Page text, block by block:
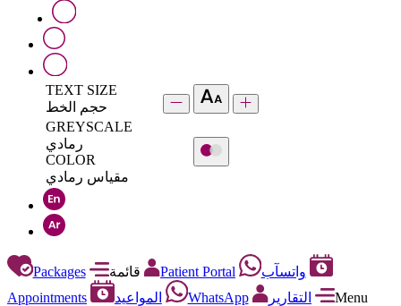
TEXT SIZE
حجم الخط
GREYSCALE
رمادي
COLOR
مقياس رمادي
Packages Patient Portal
واتسآب
Appointments
المواعيد WhatsApp التقارير
Menu